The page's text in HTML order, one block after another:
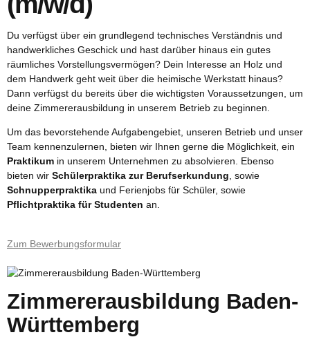
Du verfügst über ein grundlegend technisches Verständnis und
handwerkliches Geschick und hast darüber hinaus ein gutes
räumliches Vorstellungsvermögen? Dein Interesse an Holz und
dem Handwerk geht weit über die heimische Werkstatt hinaus?
Dann verfügst du bereits über die wichtigsten Voraussetzungen, um
deine Zimmererausbildung in unserem Betrieb zu beginnen.
Um das bevorstehende Aufgabengebiet, unseren Betrieb und unser
Team kennenzulernen, bieten wir Ihnen gerne die Möglichkeit, ein
Praktikum in unserem Unternehmen zu absolvieren. Ebenso
bieten wir Schülerpraktika zur Berufserkundung , sowie
Schnupperpraktika und Ferienjobs für Schüler, sowie
Pflichtpraktika für Studenten an.
Zum Bewerbungsformular
Zimmererausbildung Baden-
Württemberg